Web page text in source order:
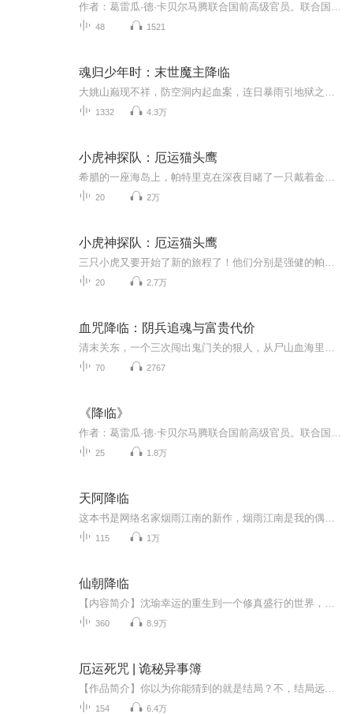
48 1521
魂归少年时：末世魔主降临
1332 4.3万
小虎神探队：厄运猫头鹰
20 2万
小虎神探队：厄运猫头鹰
20 2.7万
血咒降临：阴兵追魂与富贵代价
70 2767
《降临》
25 1.8万
天阿降临
115 1万
仙朝降临
360 8.9万
厄运死咒 | 诡秘异事簿
154 6.4万